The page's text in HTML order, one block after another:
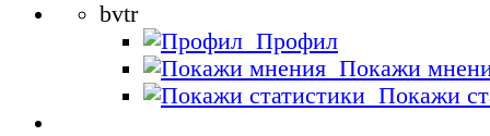
bvtr
Профил
Покажи
Покажи